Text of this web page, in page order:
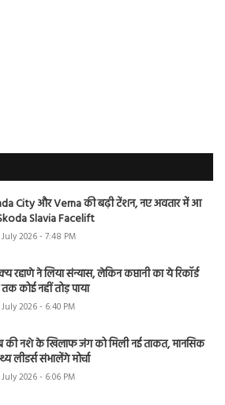
City और Verna की बढ़ी टेंशन, नए अवतार में आ
Slavia Facelift
July 2026 - 7:48 PM
रहाणे ने लिया संन्यास, लेकिन कप्तानी का ये रिकॉर्ड
कोई नहीं तोड़ पाया
July 2026 - 6:40 PM
की नशे के खिलाफ जंग को मिली नई ताकत, मानसिक
लीडर्स संभालेंगे मोर्चा
July 2026 - 6:06 PM